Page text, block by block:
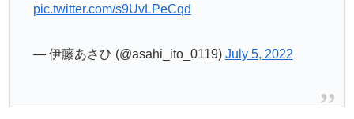
pic.twitter.com/s9UvLPeCqd
— 伊藤あさひ (@asahi_ito_0119) July 5, 2022